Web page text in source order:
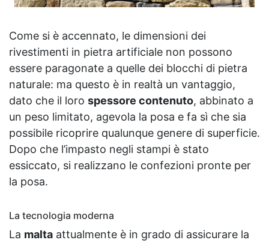
Come si è accennato, le dimensioni dei
rivestimenti in pietra artificiale non possono
essere paragonate a quelle dei blocchi di pietra
naturale: ma questo è in realtà un vantaggio,
dato che il loro spessore contenuto, abbinato a
un peso limitato, agevola la posa e fa sì che sia
possibile ricoprire qualunque genere di superficie.
Dopo che l’impasto negli stampi è stato
essiccato, si realizzano le confezioni pronte per
la posa.
La tecnologia moderna
La malta attualmente è in grado di assicurare la